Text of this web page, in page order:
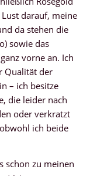
darauf, meine
da stehen die
sowie das
vorne an. Ich
Qualität der
– ich besitze
die leider nach
oder verkratzt
ich beide
schon zu meinen